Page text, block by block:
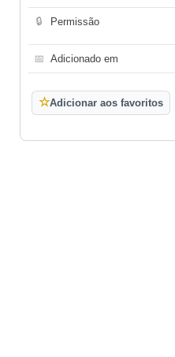
🔒 Permissão
📅 Adicionado em
☆Adicionar aos favoritos